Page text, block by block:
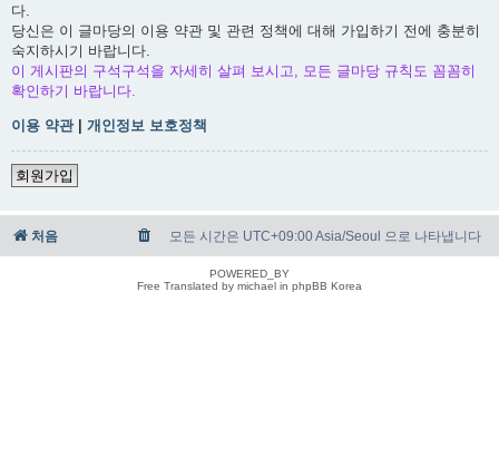
다.
당신은 이 글마당의 이용 약관 및 관련 정책에 대해 가입하기 전에 충분히
숙지하시기 바랍니다.
이 게시판의 구석구석을 자세히 살펴 보시고, 모든 글마당 규칙도 꼼꼼히
확인하기 바랍니다.
이용 약관| 개인정보 보호정책
회원가입
처음 모든 시간은 UTC+09:00 Asia/Seoul 으로 나타냅니다
POWERED_BY
Free Translated by michael in phpBB Korea